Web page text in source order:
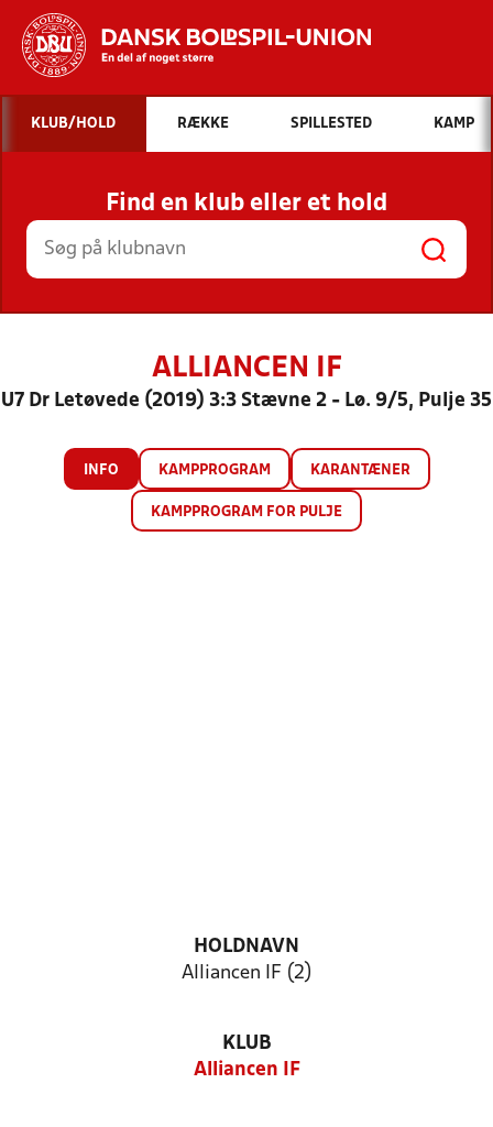
Hvad vil du søge efter?
INDHOLD OG NYHEDER
STILLINGER, RESULTATER, KLUBBER OG
HOLD
KLUB/HOLD RÆKKE SPILLESTED KAMP
Find en klub eller et hold
ALLIANCEN IF
U7 Dr Letøvede (2019) 3:3 Stævne 2 - Lø. 9/5, Pulje 35
INFO KAMPPROGRAM KARANTÆNER
KAMPPROGRAM FOR PULJE
HOLDNAVN
Alliancen IF (2)
KLUB
Alliancen IF